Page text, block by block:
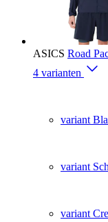
ASICS Road
4 varianten
variant
variant
variant